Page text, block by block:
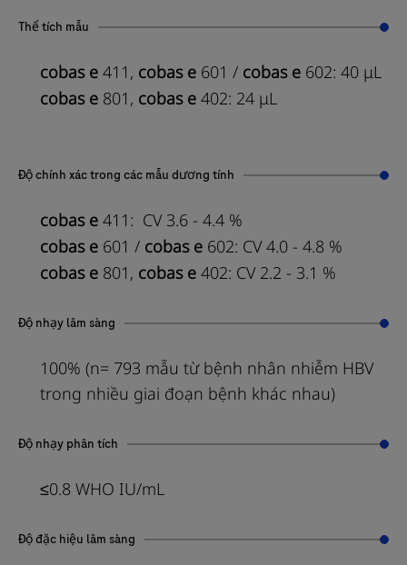
Thể tích mẫu
cobas e 411, cobas e 601 / cobas e 602: 40 μL
cobas e 801, cobas e 402: 24 μL
Độ chính xác trong các mẫu dương tính
cobas e 411: CV 3.6 - 4.4 %
cobas e 601 / cobas e 602: CV 4.0 - 4.8 %
cobas e 801, cobas e 402: CV 2.2 - 3.1 %
Độ nhạy lâm sàng
100% (n= 793 mẫu từ bệnh nhân nhiễm HBV
trong nhiều giai đoạn bệnh khác nhau)
Độ nhạy phân tích
≤0.8 WHO IU/mL
Độ đặc hiệu lâm sàng